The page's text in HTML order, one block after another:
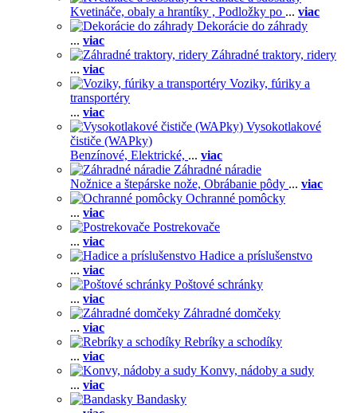
Kvetináče, obaly a hrantíky , Podložky po ... viac
Dekorácie do záhrady
... viac
Záhradné traktory, ridery
... viac
Voziky, fúriky a
transportéry
... viac
Vysokotlakové
čističe (WAPky)
Benzínové, Elektrické, ... viac
Záhradné náradie
Nožnice a štepárske nože, Obrábanie pôdy ... viac
Ochranné pomôcky
... viac
Postrekovače
... viac
Hadice a príslušenstvo
... viac
Poštové schránky
... viac
Záhradné domčeky
... viac
Rebríky a schodíky
... viac
Konvy, nádoby a sudy
... viac
Bandasky